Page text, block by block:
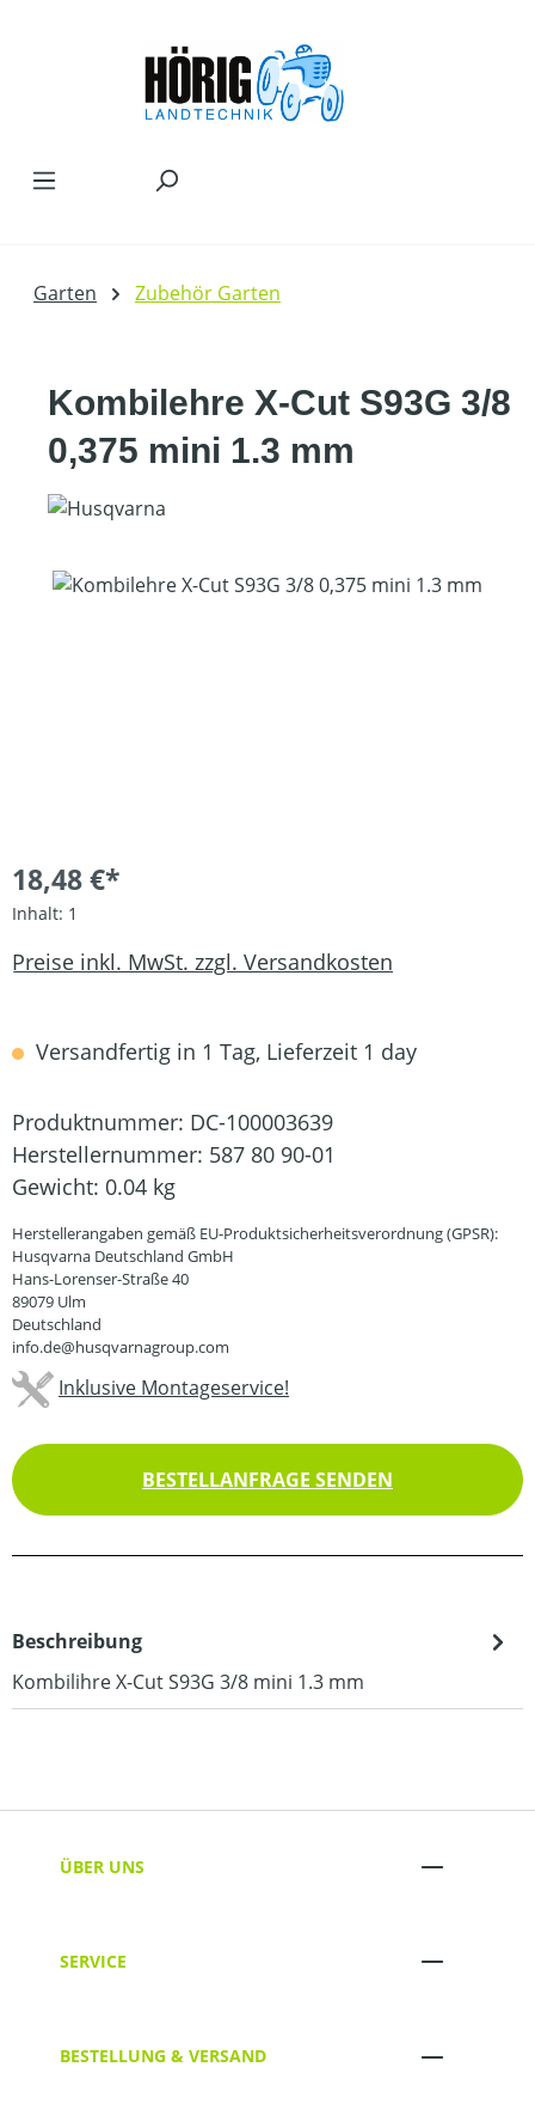
Garten Zubehör Garten
Kombilehre X-Cut S93G 3/8
0,375 mini 1.3 mm
Bildergalerie überspringen
18,48 €*
Inhalt: 1
Preise inkl. MwSt. zzgl. Versandkosten
Versandfertig in 1 Tag, Lieferzeit 1 day
Produktnummer: DC-100003639
Herstellernummer: 587 80 90-01
Gewicht: 0.04 kg
Herstellerangaben gemäß EU-Produktsicherheitsverordnung (GPSR):
Husqvarna Deutschland GmbH
Hans-Lorenser-Straße 40
89079 Ulm
Deutschland
info.de@husqvarnagroup.com
Inklusive Montageservice!
BESTELLANFRAGE SENDEN
Beschreibung
Kombilihre X-Cut S93G 3/8 mini 1.3 mm
ÜBER UNS
SERVICE
BESTELLUNG & VERSAND